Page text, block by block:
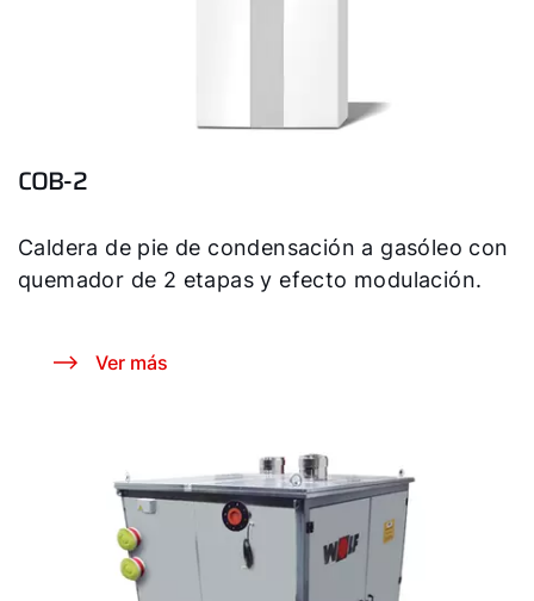
COB-2
Caldera de pie de condensación a gasóleo con
quemador de 2 etapas y efecto modulación.
Ver más